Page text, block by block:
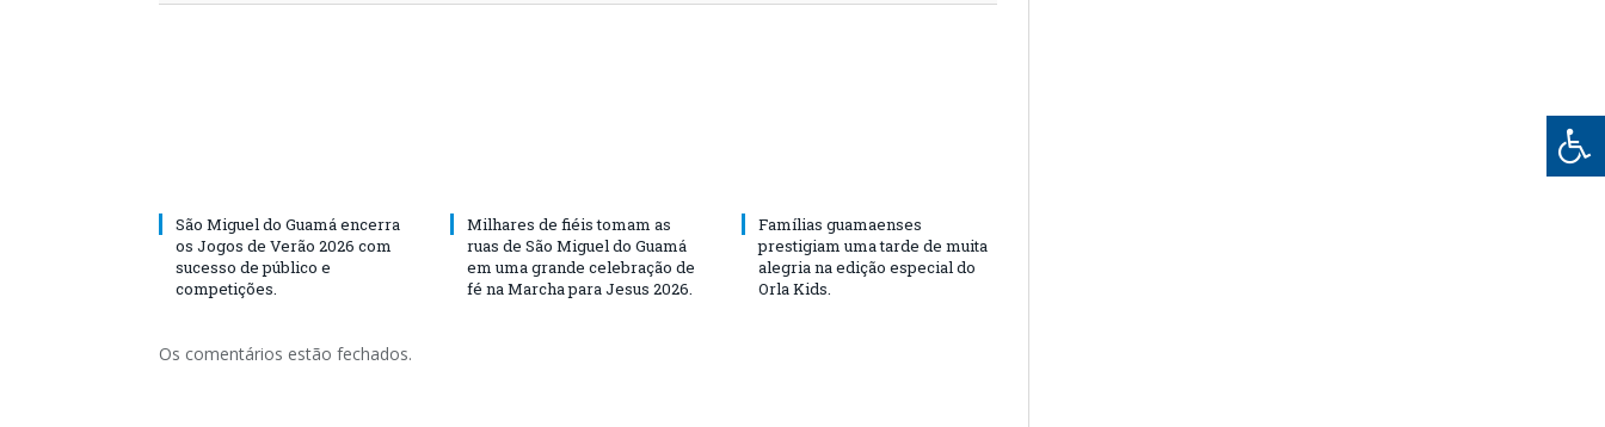
São Miguel do Guamá encerra
os Jogos de Verão 2026 com
sucesso de público e
competições.
Milhares de fiéis tomam as
ruas de São Miguel do Guamá
em uma grande celebração de
fé na Marcha para Jesus 2026.
Famílias guamaenses
prestigiam uma tarde de muita
alegria na edição especial do
Orla Kids.
Os comentários estão fechados.